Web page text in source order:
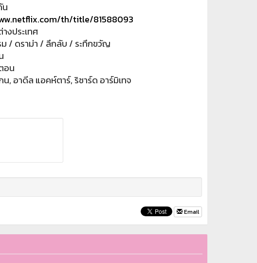
th/title/81588093
ประเทศ
/ ดราม่า / ลึกลับ / ระทึกขวัญ
อน
อาดีล แอคห์ตาร์, ริชาร์ด อาร์มิเทจ
Email